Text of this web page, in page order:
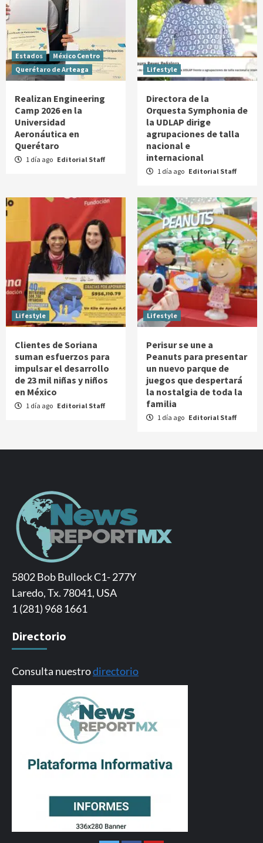
Estados
México Centro
Querétaro de Arteaga
Realizan Engineering
Camp 2026 en la
Universidad
Aeronáutica en
Querétaro
1 día ago Editorial Staff
Lifestyle
Directora de la
Orquesta Symphonia de
la UDLAP dirige
agrupaciones de talla
nacional e
internacional
1 día ago Editorial Staff
Lifestyle
Clientes de Soriana
suman esfuerzos para
impulsar el desarrollo
de 23 mil niñas y niños
en México
1 día ago Editorial Staff
Lifestyle
Perisur se une a
Peanuts para presentar
un nuevo parque de
juegos que despertará
la nostalgia de toda la
familia
1 día ago Editorial Staff
5802 Bob Bullock C1- 277Y
Laredo, Tx. 78041, USA
1 (281) 968 1661
Directorio
Consulta nuestrodirectorio